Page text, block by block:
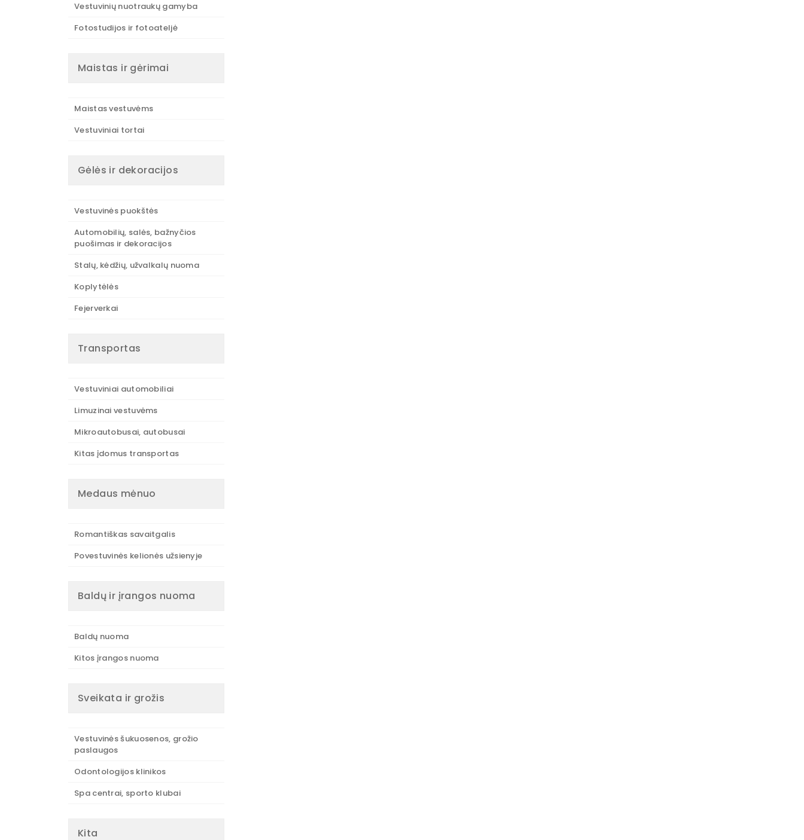
Vestuvinių nuotraukų gamyba
Fotostudijos ir fotoateljė
Maistas ir gėrimai
Maistas vestuvėms
Vestuviniai tortai
Gėlės ir dekoracijos
Vestuvinės puokštės
Automobilių, salės, bažnyčios
puošimas ir dekoracijos
Stalų, kėdžių, užvalkalų nuoma
Koplytėlės
Fejerverkai
Transportas
Vestuviniai automobiliai
Limuzinai vestuvėms
Mikroautobusai, autobusai
Kitas įdomus transportas
Medaus mėnuo
Romantiškas savaitgalis
Povestuvinės kelionės užsienyje
Baldų ir įrangos nuoma
Baldų nuoma
Kitos įrangos nuoma
Sveikata ir grožis
Vestuvinės šukuosenos, grožio
paslaugos
Odontologijos klinikos
Spa centrai, sporto klubai
Kita